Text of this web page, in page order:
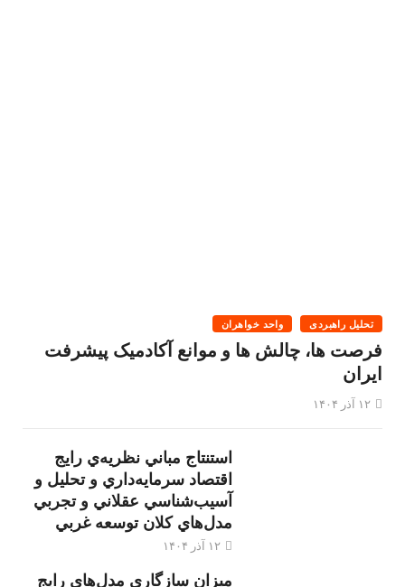
تحلیل راهبردی واحد خواهران
فرصت ها، چالش ها و موانع آکادمیک پیشرفت
ایران
استنتاج مباني نظريه‌ي رايج
اقتصاد سرمايه‌داري و تحليل و
آسيب‌شناسي عقلاني و تجربي
مدل‌هاي كلان توسعه غربي
۱۲ آذر ۱۴۰۴
ميزان سازگاري مدل‌هاي رايج